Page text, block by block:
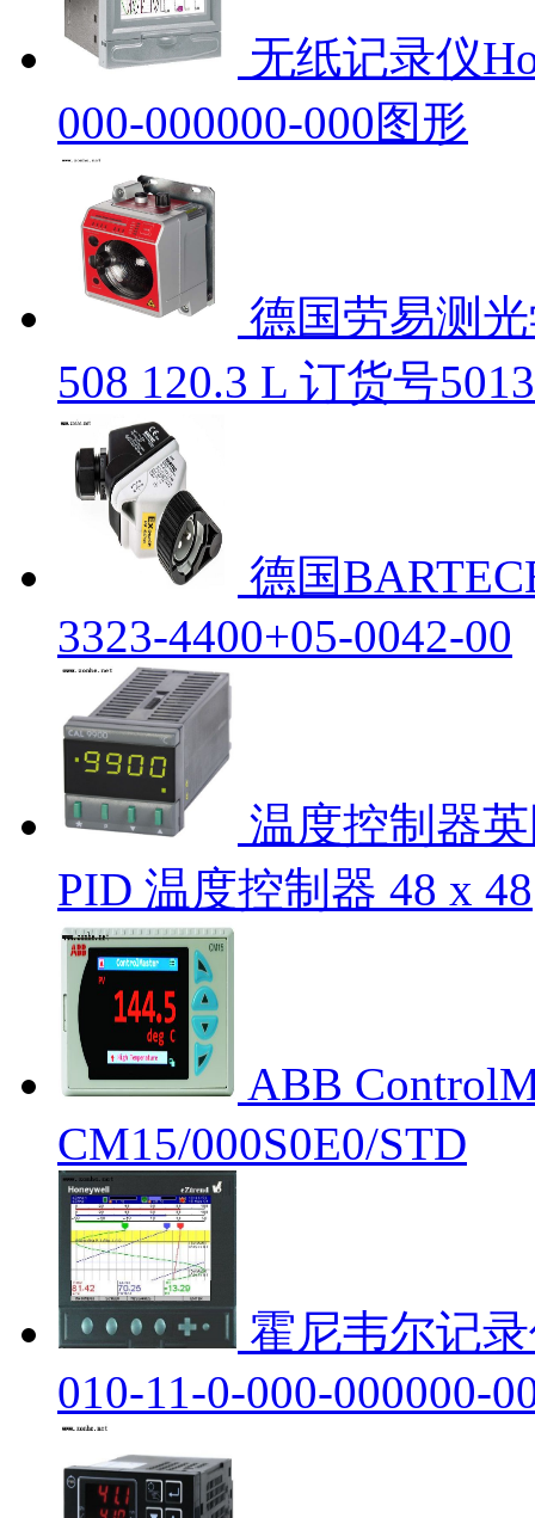
无纸记录仪
000-000000-000图形
德国劳易测
508 120.3 L 订货号
德国
3323-4400+05-0042-00
温度控制器英
PID 温度控制器 48 x 48
ABB
CM15/000S0E0/STD
霍尼韦尔记
010-11-0-000-000000-